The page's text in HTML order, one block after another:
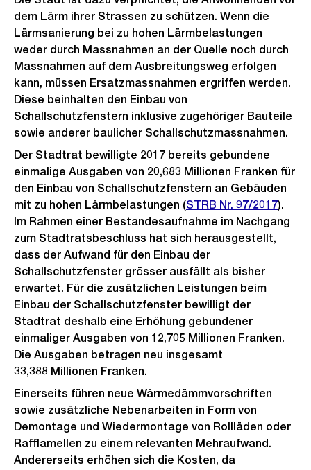
dem Lärm ihrer Strassen zu schützen. Wenn die
Lärmsanierung bei zu hohen Lärmbelastungen
weder durch Massnahmen an der Quelle noch durch
Massnahmen auf dem Ausbreitungsweg erfolgen
kann, müssen Ersatzmassnahmen ergriffen werden.
Diese beinhalten den Einbau von
Schallschutzfenstern inklusive zugehöriger Bauteile
sowie anderer baulicher Schallschutzmassnahmen.
Der Stadtrat bewilligte 2017 bereits gebundene
einmalige Ausgaben von 20,683 Millionen Franken für
den Einbau von Schallschutzfenstern an Gebäuden
mit zu hohen Lärmbelastungen (STRB Nr. 97/2017).
Im Rahmen einer Bestandesaufnahme im Nachgang
zum Stadtratsbeschluss hat sich herausgestellt,
dass der Aufwand für den Einbau der
Schallschutzfenster grösser ausfällt als bisher
erwartet. Für die zusätzlichen Leistungen beim
Einbau der Schallschutzfenster bewilligt der
Stadtrat deshalb eine Erhöhung gebundener
einmaliger Ausgaben von 12,705 Millionen Franken.
Die Ausgaben betragen neu insgesamt
33,388 Millionen Franken.
Einerseits führen neue Wärmedämmvorschriften
sowie zusätzliche Nebenarbeiten in Form von
Demontage und Wiedermontage von Rollläden oder
Rafflamellen zu einem relevanten Mehraufwand.
Andererseits erhöhen sich die Kosten, da